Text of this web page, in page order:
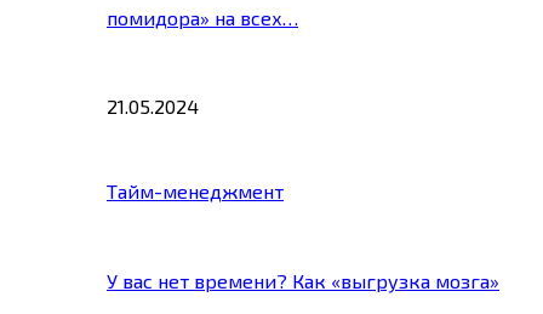
помидора» на всех…
21.05.2024
Тайм-менеджмент
У вас нет времени? Как «выгрузка мозга»